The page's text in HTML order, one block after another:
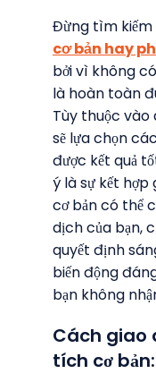
Đừng tìm kiếm
cơ bản hay
bởi vì không
là hoàn toàn
Tùy thuộc vào
sẽ lựa chọn
được kết quả
ý là sự kết
cơ bản có thể
dịch của bạn,
quyết định
biến động
bạn không
Cách giao
tích cơ bản: